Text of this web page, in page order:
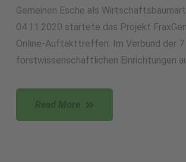
Gemeinen Esche als
04.11.2020 startete das Projekt
Online-Auftakttreffen. Im Verbund der 7
forstwissenschaftlichen Einrichtungen
Read More